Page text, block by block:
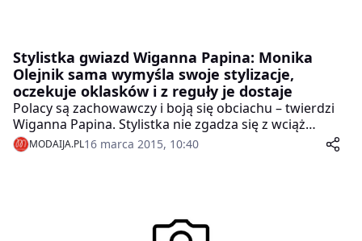
Stylistka gwiazd Wiganna Papina: Monika
Olejnik sama wymyśla swoje stylizacje,
oczekuje oklasków i z reguły je dostaje
Polacy są zachowawczy i boją się obciachu – twierdzi
Wiganna Papina. Stylistka nie zgadza się z wciąż
popularnym w Polsce przeświadczeniem, że kobietom
po 40. roku życia nie wypada nosić ekstrawaganckich,
swoje stylizacje i nie obawia się kontrowersji.
MODAIJA.PL16 marca 2015, 10:40